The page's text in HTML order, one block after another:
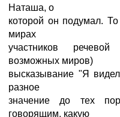
Наташа, о
которой он подумал.
мирах
участников
возможных миров)
высказывание "Я
разное
значение до тех
говорящим, какую